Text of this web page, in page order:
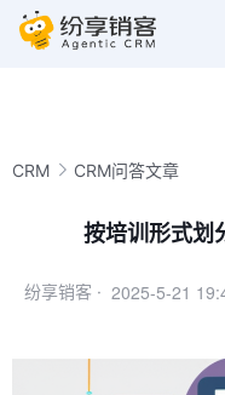
CRM CRM问答文章
按培训形式划
纷享销客 · 2025-5-21